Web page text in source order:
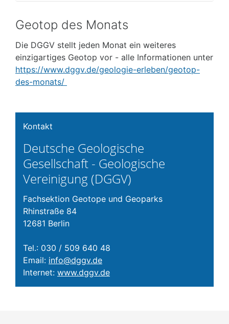
Geotop des Monats
Die DGGV stellt jeden Monat ein weiteres
einzigartiges Geotop vor - alle Informationen unter
https://www.dggv.de/geologie-erleben/geotop-
des-monats/
Kontakt
Deutsche Geologische
Gesellschaft - Geologische
Vereinigung (DGGV)
Fachsektion Geotope und Geoparks
Rhinstraße 84
12681 Berlin
Tel.: 030 / 509 640 48
Email: info@dggv.de
Internet: www.dggv.de